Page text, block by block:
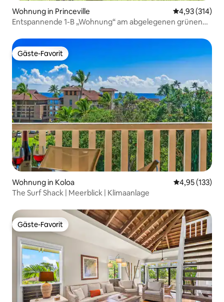
Wohnung in Princeville
4,93 (314)
Entspannende 1-B „Wohnung“ am abgelegenen grünen
Gäste-Favorit
Gäste-Favorit
Wohnung in Koloa
4,95 (133)
The Surf Shack | Meerblick | Klimaanlage
Gäste-Favorit
Gäste-Favorit